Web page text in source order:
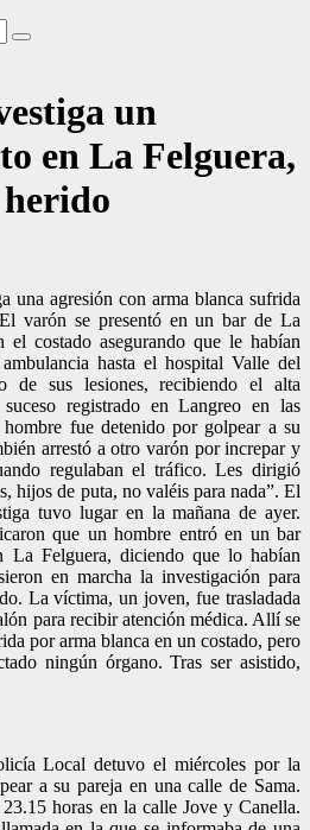
un
en La Felguera,
una agresión con arma blanca sufrida
varón se presentó en un bar de La
el costado asegurando que le habían
hasta el hospital Valle del
de sus lesiones, recibiendo el alta
registrado en Langreo en las
fue detenido por golpear a su
arrestó a otro varón por increpar y
regulaban el tráfico. Les dirigió
hijos de puta, no valéis para nada”. El
tuvo lugar en la mañana de ayer.
que un hombre entró en un bar
La Felguera, diciendo que lo habían
en marcha la investigación para
La víctima, un joven, fue trasladada
para recibir atención médica. Allí se
por arma blanca en un costado, pero
ningún órgano. Tras ser asistido,
Local detuvo el miércoles por la
a su pareja en una calle de Sama.
horas en la calle Jove y Canella.